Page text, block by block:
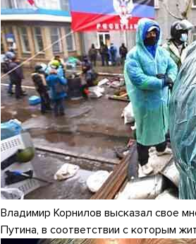
Владимир Корнилов высказал свое
Путина, в соответствии с которым